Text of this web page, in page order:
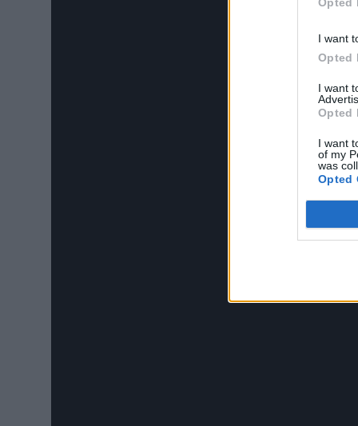
I want
Opted
I want
Opted
I want
of my
was
Opted